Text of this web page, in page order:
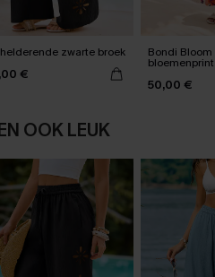
zwarte broek
€
Bondi
bloemenprint
50,00 €
OOK LEUK